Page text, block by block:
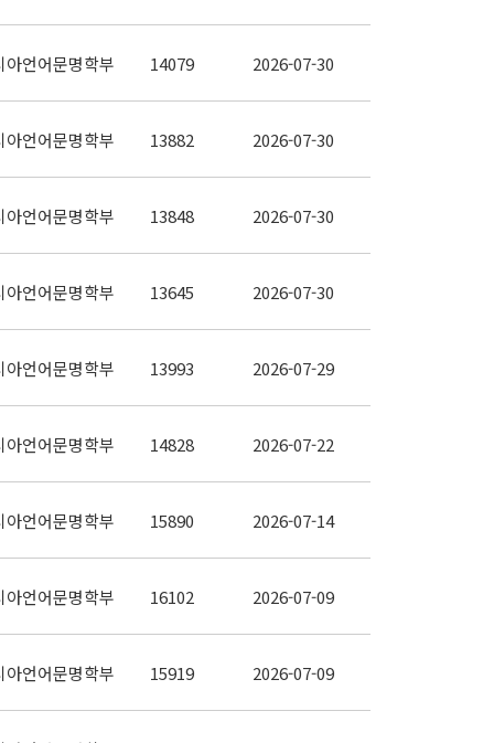
아언어문명학부 14079 2026-07-30
아언어문명학부 13882 2026-07-30
아언어문명학부 13848 2026-07-30
아언어문명학부 13645 2026-07-30
아언어문명학부 13993 2026-07-29
아언어문명학부 14828 2026-07-22
아언어문명학부 15890 2026-07-14
아언어문명학부 16102 2026-07-09
아언어문명학부 15919 2026-07-09